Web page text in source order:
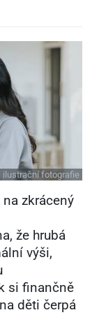
ilustrační fotografie
zkrácený
že hrubá
výši,
si finančně
děti čerpá